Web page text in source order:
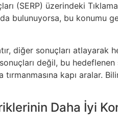
(SERP) üzerindeki
bulunuyorsa, bu konumu
diğer sonuçları atlayarak
değil, bu
kapı aralar.
Daha İyi